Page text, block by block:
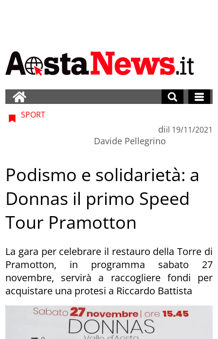
SPORT
di
Davide Pellegrino
il 19/11/2021
Podismo e solidarietà: a
Donnas il primo Speed
Tour Pramotton
La gara per celebrare il restauro della Torre di
Pramotton, in programma sabato 27
novembre, servirà a raccogliere fondi per
acquistare una protesi a Riccardo Battista